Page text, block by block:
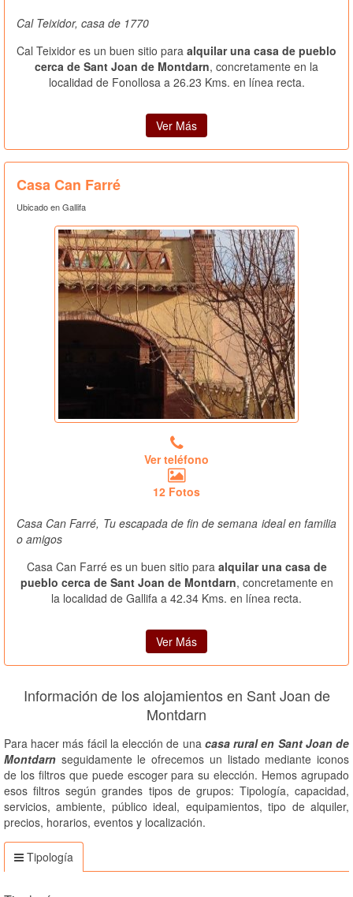
Cal Teixidor, casa de 1770
Cal Teixidor es un buen sitio para alquilar una casa de pueblo
cerca de Sant Joan de Montdarn, concretamente en la
localidad de Fonollosa a 26.23 Kms. en línea recta.
Ver Más
Casa Can Farré
Ubicado en Gallifa
Ver teléfono
12 Fotos
Casa Can Farré, Tu escapada de fin de semana ideal en familia
o amigos
Casa Can Farré es un buen sitio para alquilar una casa de
pueblo cerca de Sant Joan de Montdarn, concretamente en
la localidad de Gallifa a 42.34 Kms. en línea recta.
Ver Más
Información de los alojamientos en Sant Joan de
Montdarn
Para hacer más fácil la elección de una casa rural en Sant Joan de
Montdarn seguidamente le ofrecemos un listado mediante iconos
de los filtros que puede escoger para su elección. Hemos agrupado
esos filtros según grandes tipos de grupos: Tipología, capacidad,
servicios, ambiente, público ideal, equipamientos, tipo de alquiler,
precios, horarios, eventos y localización.
Tipología